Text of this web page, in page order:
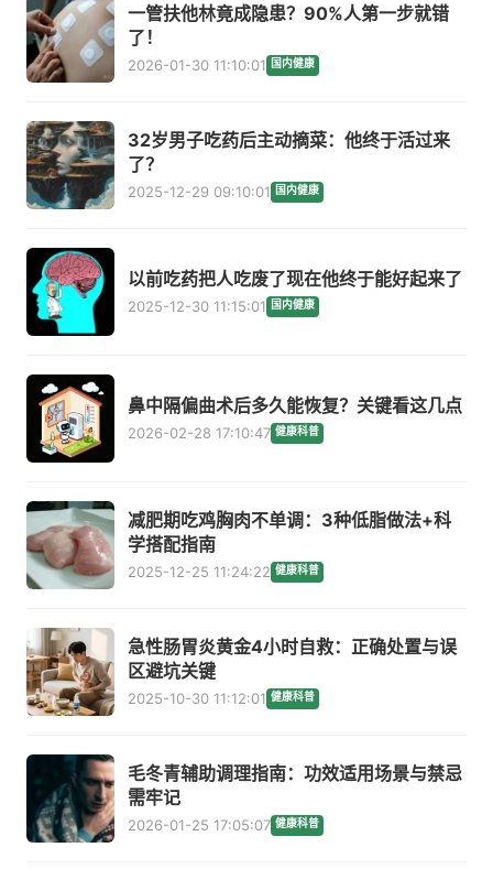
一管扶他林竟成隐患？90%人第一步就错
了！
2026-01-30 11:10:01 国内健康
32岁男子吃药后主动摘菜：他终于活过来
了？
2025-12-29 09:10:01 国内健康
以前吃药把人吃废了现在他终于能好起来了
2025-12-30 11:15:01 国内健康
鼻中隔偏曲术后多久能恢复？关键看这几点
2026-02-28 17:10:47 健康科普
减肥期吃鸡胸肉不单调：3种低脂做法+科
学搭配指南
2025-12-25 11:24:22 健康科普
急性肠胃炎黄金4小时自救：正确处置与误
区避坑关键
2025-10-30 11:12:01 健康科普
毛冬青辅助调理指南：功效适用场景与禁忌
需牢记
2026-01-25 17:05:07 健康科普